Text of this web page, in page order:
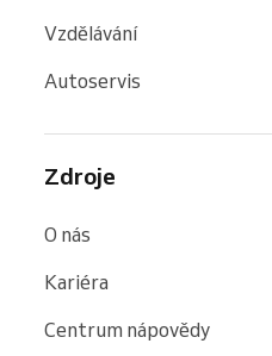
Vzdělávání
Autoservis
Zdroje
O nás
Kariéra
Centrum nápovědy